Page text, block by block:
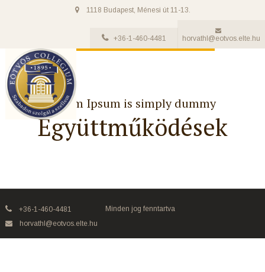
1118 Budapest, Ménesi út 11-13.
+36-1-460-4481 horvathl@eotvos.elte.hu
Lorem Ipsum is simply dummy
Együttműködések
+36-1-460-4481
horvathl@eotvos.elte.hu
Minden jog fenntartva